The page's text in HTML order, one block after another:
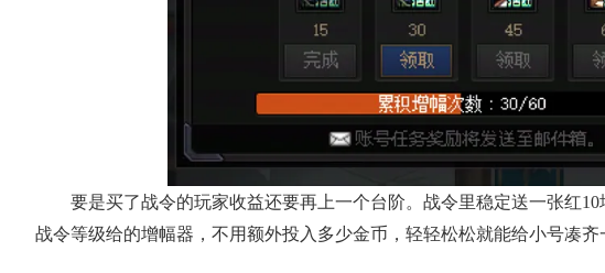
要是买了战令的玩家收益还要再上一个台阶。战令里稳定送一张红
战令等级给的增幅器，不用额外投入多少金币，轻轻松松就能给小号凑齐